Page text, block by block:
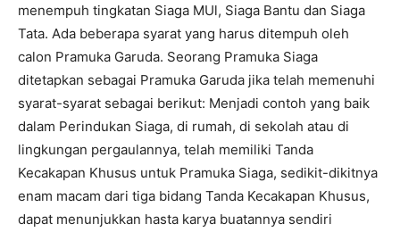
menempuh tingkatan Siaga MUl, Siaga Bantu dan Siaga
Tata. Ada beberapa syarat yang harus ditempuh oleh
calon Pramuka Garuda. Seorang Pramuka Siaga
ditetapkan sebagai Pramuka Garuda jika telah memenuhi
syarat-syarat sebagai berikut: Menjadi contoh yang baik
dalam Perindukan Siaga, di rumah, di sekolah atau di
lingkungan pergaulannya, telah memiliki Tanda
Kecakapan Khusus untuk Pramuka Siaga, sedikit-dikitnya
enam macam dari tiga bidang Tanda Kecakapan Khusus,
dapat menunjukkan hasta karya buatannya sendiri